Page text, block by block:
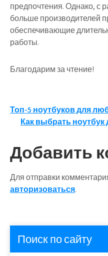
предпочтения. Однако, с
больше производителей
обеспечивающие
работы.
Благодарим за чтение!
Навигация
по
записям
Топ-5 ноутбуков для
Как выбрать
Добавить
Для отправки
авторизоваться.
Поиск по сайту